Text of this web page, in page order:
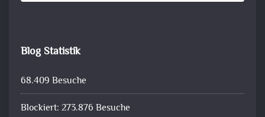
Blog Statistik
68.409 Besuche
Blockiert: 273.876 Besuche